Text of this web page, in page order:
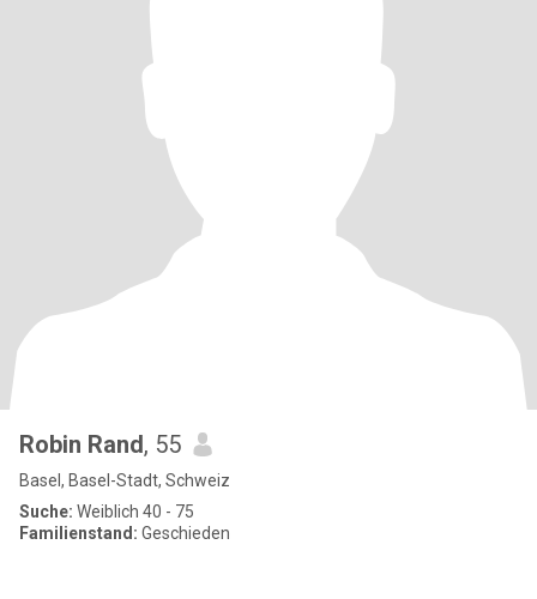
Robin Rand, 55
Basel, Basel-Stadt, Schweiz
Suche: Weiblich 40 - 75
Familienstand: Geschieden